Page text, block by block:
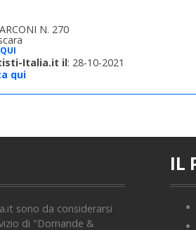
N. 270
Italia.it il: 28-10-2021
qui
sono da considerarsi
di "Domande &
IL